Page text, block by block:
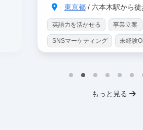
東京都/ 六本木駅から徒
英語力を活かせる 事業立案
SNSマーケティング 未経験
交通費支給
もっと見る